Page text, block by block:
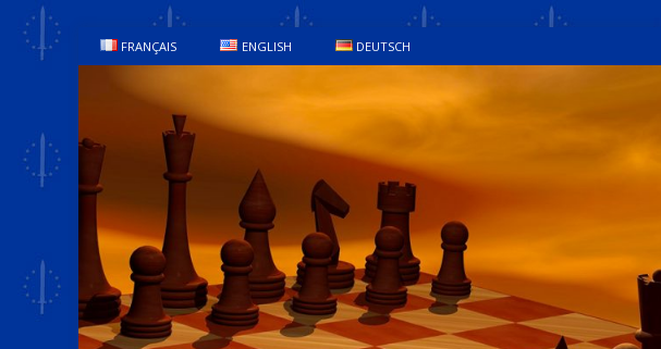
FRANÇAIS ENGLISH DEUTSCH